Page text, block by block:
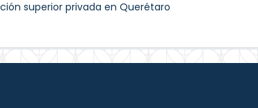
superior privada en Querétaro